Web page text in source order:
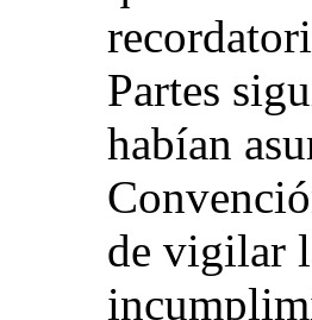
Partes
habían
de vigilar